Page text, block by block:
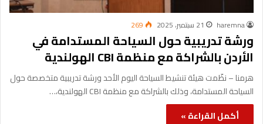
haremna 21 سبتمبر، 2025 269
ورشة تدريبية حول السياحة المستدامة في
الأردن بالشراكة مع منظمة CBI الهولندية
هرمنا – نظّمت هيئة تنشيط السياحة اليوم الأحد ورشة تدريبية متخصصة حول
السياحة المستدامة، وذلك بالشراكة مع منظمة CBI الهولندية،…
أكمل القراءة »